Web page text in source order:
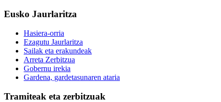
Eusko Jaurlaritza
Hasiera-orria
Ezagutu Jaurlaritza
Sailak eta erakundeak
Arreta Zerbitzua
Gobernu irekia
Gardena, gardetasunaren ataria
Tramiteak eta zerbitzuak